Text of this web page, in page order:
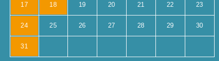
17 18 19 20 21 22 23
24 25 26 27 28 29 30
31